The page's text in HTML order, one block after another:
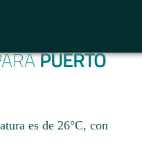
PUERTO
es de 26°C, con